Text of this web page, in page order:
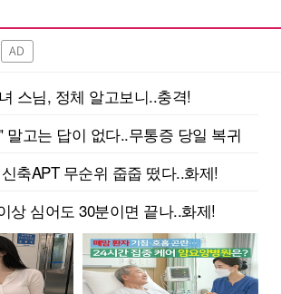
AD